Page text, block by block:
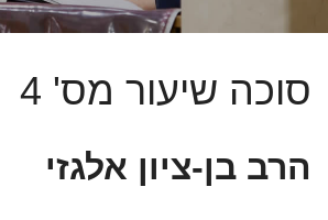
סוכה שיעור מס' 4
הרב בן-ציון אלגזי